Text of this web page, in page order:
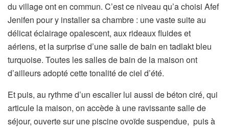
du village ont en commun. C’est ce niveau qu’a choisi Afef
Jenifen pour y installer sa chambre : une vaste suite au
délicat éclairage opalescent, aux rideaux fluides et
aériens, et la surprise d’une salle de bain en tadlakt bleu
turquoise. Toutes les salles de bain de la maison ont
d’ailleurs adopté cette tonalité de ciel d’été.
Et puis, au rythme d’un escalier lui aussi de béton ciré, qui
articule la maison, on accède à une ravissante salle de
séjour, ouverte sur une piscine ovoïde suspendue, puis à